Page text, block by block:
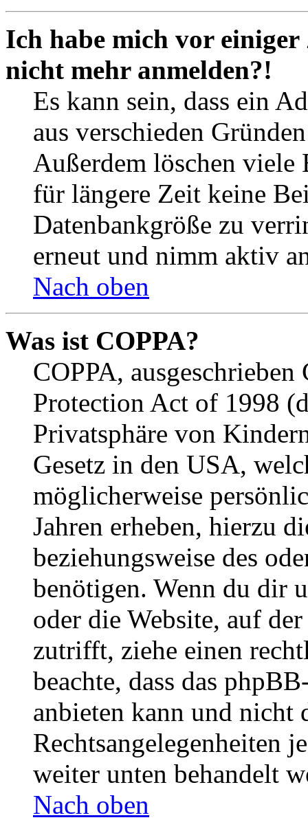
Ich habe mich vor
nicht mehr anmelden?!
Es kann sein, dass ein
aus verschieden
Außerdem löschen viele
für längere Zeit keine
Datenbankgröße zu
erneut und nimm aktiv
Nach oben
Was ist COPPA?
COPPA,
Protection Act of 1998
Privatsphäre von
Gesetz in den USA,
möglicherweise
Jahren erheben, hierzu
beziehungsweise des
benötigen. Wenn du dir
oder die Website, auf
zutrifft, ziehe einen
beachte, dass das
anbieten kann und nicht
Rechtsangelegenheiten
weiter unten behandelt
Nach oben